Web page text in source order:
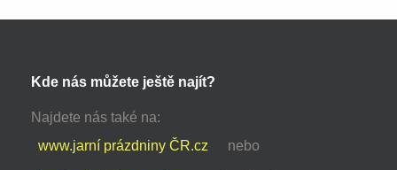
Kde nás můžete ještě najít?
Najdete nás také na:
www.jarní prázdniny ČR.cz
nebo